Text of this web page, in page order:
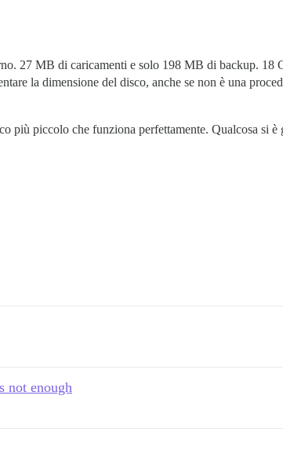
27 MB di caricamenti e solo 198 MB di backup. 18
la dimensione del disco, anche se non è una
piccolo che funziona perfettamente. Qualcosa si è
not enough